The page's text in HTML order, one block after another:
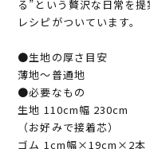
る”という贅沢な日常を
レシピがついています。
●生地の厚さ目安
薄地～普通地
●必要なもの
生地 110cm幅 230cm
（お好みで接着芯）
ゴム 1cm幅×19cm×2本